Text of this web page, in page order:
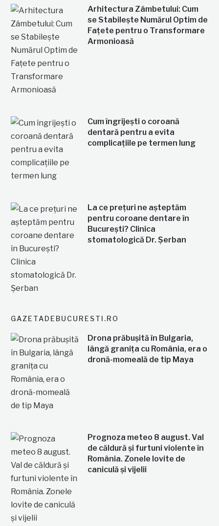
Arhitectura Zâmbetului: Cum
se Stabilește Numărul Optim de
Fațete pentru o Transformare
Armonioasă
Cum îngrijești o coroană
dentară pentru a evita
complicațiile pe termen lung
La ce prețuri ne așteptăm
pentru coroane dentare în
București? Clinica
stomatologică Dr. Șerban
GAZETADEBUCURESTI.RO
Drona prăbușită în Bulgaria,
lângă granița cu România, era o
dronă-momeală de tip Maya
Prognoza meteo 8 august. Val
de căldură și furtuni violente în
România. Zonele lovite de
caniculă și vijelii